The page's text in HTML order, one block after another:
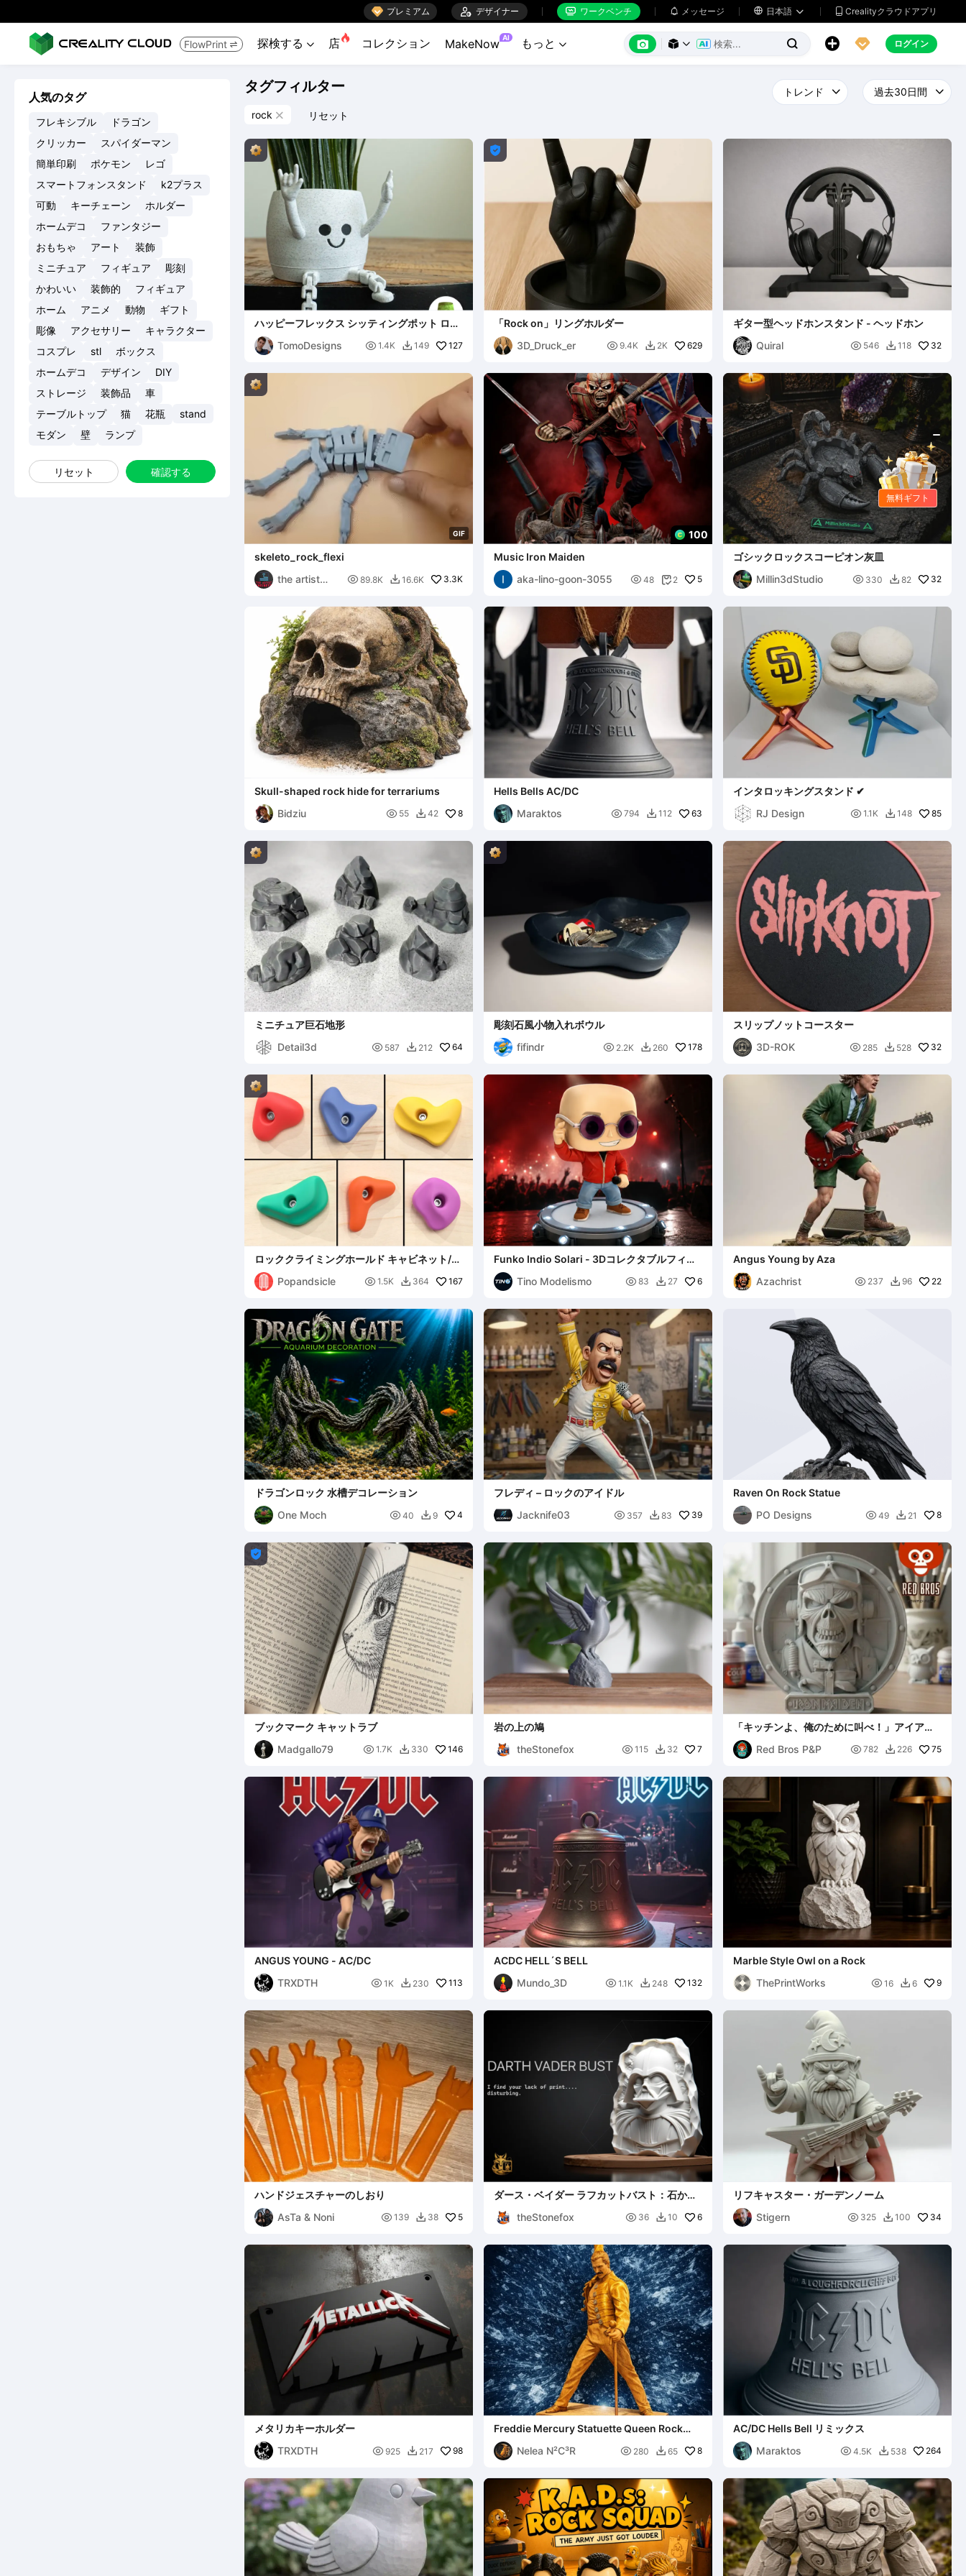
 プレミアム  デザイナー  ワークベンチ  メッセージ  日本語   Crealityクラウドアプリ
FlowPrint  探検する  店 コレクション MakeNow AI もっと        ログイン
人気のタグ
フレキシブル
ドラゴン
クリッカー
スパイダーマン
簡単印刷
ポケモン
レゴ
スマートフォンスタンド
k2プラス
可動
キーチェーン
ホルダー
ホームデコ
ファンタジー
おもちゃ
アート
装飾
ミニチュア
フィギュア
彫刻
かわいい
装飾的
フィギュア
ホーム
アニメ 動物
ギフト
彫像
アクセサリー
キャラクター
コスプレ
stl
ボックス
ホームデコ
デザイン
DIY
ストレージ
装飾品
車
テーブルトップ
猫 花瓶
stand
モダン
壁 ランプ
リセット 確認する
タグフィルター
rock  リセット
ハッピーフレックス シッティングポット ロッ
クンロールハンド
TomoDesigns
 1.4K  149 127

「Rock on」リングホルダー
3D_Druck_er
 9.4K  2K 629
ギター型ヘッドホンスタンド - ヘッドホン
Quiral
 546  118 32
GIF
skeleto_rock_flexi
the artist
 89.8K  16.6K 3.3K
100
Music Iron Maiden
aka-lino-goon-3055
 48  2 5
ゴシックロックスコーピオン灰皿
Millin3dStudio
 330  82 32
Skull-shaped rock hide for terrariums
Bidziu
 55  42 8
Hells Bells AC/DC
Maraktos
 794  112 63
インタロッキングスタンド ✔
RJ Design
 1.1K  148 85
ミニチュア巨石地形
Detail3d
 587  212 64
彫刻石風小物入れボウル
fifindr
 2.2K  260 178
スリップノットコースター
3D-ROK
 285  528 32
ロッククライミングホールド キャビネット/引
き出しノブ
Popandsicle
 1.5K  364 167
Funko Indio Solari - 3Dコレクタブルフィギ
ュア
Tino Modelismo
 83  27 6
Angus Young by Aza
Azachrist
 237  96 22
ドラゴンロック 水槽デコレーション
One Moch
 40  9 4
フレディ – ロックのアイドル
Jacknife03
 357  83 39
Raven On Rock Statue
PO Designs
 49  21 8

ブックマーク キャットラブ
Madgallo79
 1.7K  330 146
岩の上の鳩
theStonefox
 115  32 7
「キッチンよ、俺のために叫べ！」アイア
ン・メイデン「エイス・ハイ」エディ マグネ
ット Red Bros P&P  782  226 75
ANGUS YOUNG - AC/DC
TRXDTH
 1K  230 113
ACDC HELL´S BELL
Mundo_3D
 1.1K  248 132
Marble Style Owl on a Rock
ThePrintWorks
 16  6 9
ハンドジェスチャーのしおり
AsTa & Noni
 139  38 5
ダース・ベイダー ラフカットバスト：石から
theStonefox
 36  10 6
リフキャスター・ガーデンノーム
Stigern
 325  100 34
メタリカキーホルダー
TRXDTH
 925  217 98
Freddie Mercury Statuette Queen Rock
band
Nelea N²C³R
 280  65 8
AC/DC Hells Bell リミックス
Maraktos
 4.5K  538 264
無料ギフト